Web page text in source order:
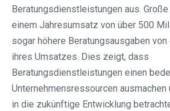
Beratungsdienstleistungen aus.
einem Jahresumsatz von über 500
sogar höhere Beratungsausgaben
ihres Umsatzes. Dies zeigt, dass
Beratungsdienstleistungen einen
Unternehmensressourcen
in die zukünftige Entwicklung